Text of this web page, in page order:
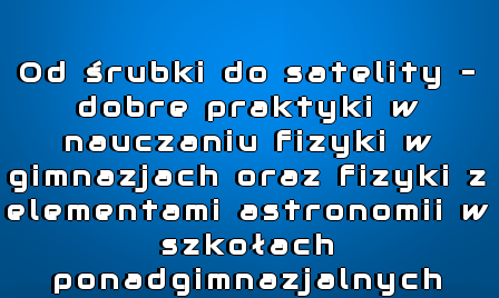
Od śrubki do satelity –
dobre praktyki w
nauczaniu fizyki w
gimnazjach oraz fizyki z
elementami astronomii w
szkołach
ponadgimnazjalnych